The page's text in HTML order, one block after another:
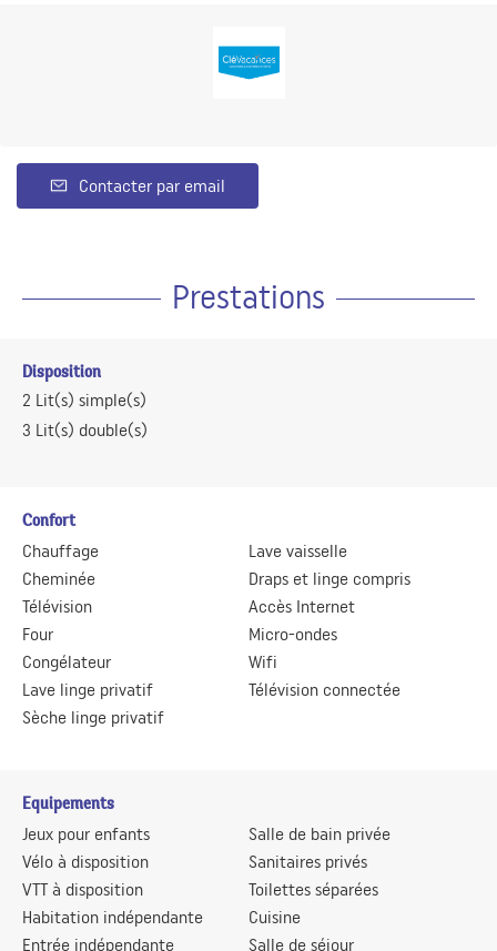
Contacter par email
Prestations
Disposition
2 Lit(s) simple(s)
3 Lit(s) double(s)
Confort
Chauffage
Cheminée
Télévision
Four
Congélateur
Lave linge privatif
Sèche linge privatif
Lave vaisselle
Draps et linge compris
Accès Internet
Micro-ondes
Wifi
Télévision connectée
Equipements
Jeux pour enfants
Vélo à disposition
VTT à disposition
Habitation indépendante
Entrée indépendante
Salle de bain privée
Sanitaires privés
Toilettes séparées
Cuisine
Salle de séjour